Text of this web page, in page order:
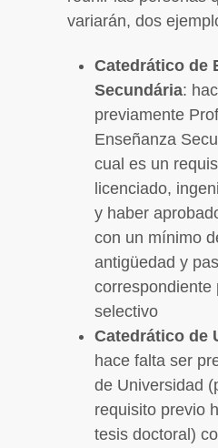
variarán, dos
Catedrático de
Secundária:
previamente
Enseñanza
cual es un
licenciado,
y haber
con un mínimo
antigüedad y
correspondiente
selectivo
Catedrático de
hace falta ser
de Universidad
requisito previo
tesis doctoral)